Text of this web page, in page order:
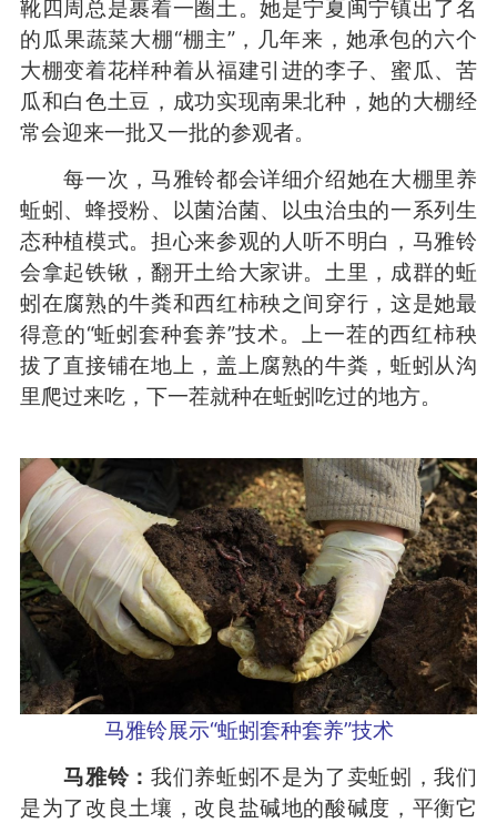
靴四周总是裹着一圈土。她是宁夏闽宁镇出了名
的瓜果蔬菜大棚“棚主”，几年来，她承包的六个
大棚变着花样种着从福建引进的李子、蜜瓜、苦
瓜和白色土豆，成功实现南果北种，她的大棚经
常会迎来一批又一批的参观者。
每一次，马雅铃都会详细介绍她在大棚里养
蚯蚓、蜂授粉、以菌治菌、以虫治虫的一系列生
态种植模式。担心来参观的人听不明白，马雅铃
会拿起铁锹，翻开土给大家讲。土里，成群的蚯
蚓在腐熟的牛粪和西红柿秧之间穿行，这是她最
得意的“蚯蚓套种套养”技术。上一茬的西红柿秧
拔了直接铺在地上，盖上腐熟的牛粪，蚯蚓从沟
里爬过来吃，下一茬就种在蚯蚓吃过的地方。
马雅铃展示“蚯蚓套种套养”技术
马雅铃： 我们养蚯蚓不是为了卖蚯蚓，我们
是为了改良土壤，改良盐碱地的酸碱度，平衡它